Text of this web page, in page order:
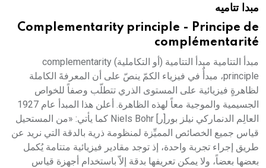
هيئة الموسوعة العربية تطلق موسوعات جديدة في عام 2026مبدا تتاميه
Complementarity principle - Principe de
complémentarité
مبدأ التتامية مبدأ التتامية (أو التكاملية) complementarity
principle، مبدأٌ في فيزياء الكمّ ينصّ على أن المعرفةَ الكاملة
لظاهرةٍ فيزيائية على المستوى الذري تتطلّب وصفاً للخواص
الجسيمية والموجية معاً لهذه الظاهرة. أعلن هذا المبدأ عام 1927
العالِم الدنماركي نيلز بور[ر] Niels Bohr كما يأتي: «من المستحيل
قياس جميع الخصائص المميِّزة لمنظومة ذرية بالدقة التي نريد عن
طريق إجراء تجربة واحدة، إذ توجد مقادير فيزيائية متتامة يُكمل
بعضها بعضاً، ولا يمكن تعريفها بدقة إلاّ باستخدام أجهزة قياس